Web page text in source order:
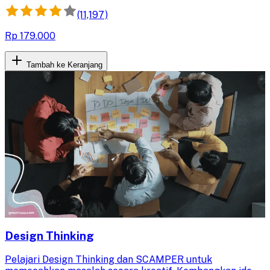
(11,197)
Rp 179.000
Tambah ke Keranjang
Design Thinking
Pelajari Design Thinking dan SCAMPER untuk